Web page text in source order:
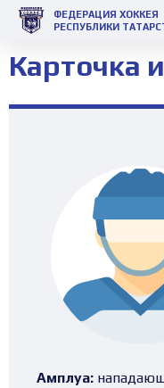
ФЕДЕРАЦИЯ ХОККЕЯ
РЕСПУБЛИКИ
Карточка
Амплуа: